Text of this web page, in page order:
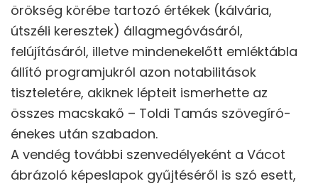
örökség körébe tartozó értékek (kálvária,
útszéli keresztek) állagmegóvásáról,
felújításáról, illetve mindenekelőtt emléktábla
állító programjukról azon notabilitások
tiszteletére, akiknek lépteit ismerhette az
összes macskakő – Toldi Tamás szövegíró-
énekes után szabadon.
A vendég további szenvedélyeként a Vácot
ábrázoló képeslapok gyűjtéséről is szó esett,